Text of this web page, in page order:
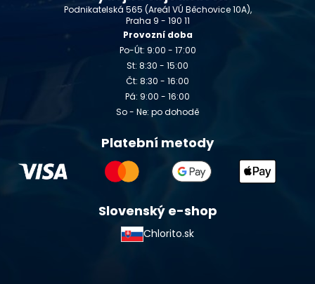
Podnikatelská 565 (Areál VÚ Běchovice 10A),
Praha 9 - 190 11
Provozní doba
Po-Út: 9:00 - 17:00
St: 8:30 - 15:00
Čt: 8:30 - 16:00
Pá: 9:00 - 16:00
So - Ne: po dohodě
Platební metody
Slovenský e-shop
Chlorito.sk